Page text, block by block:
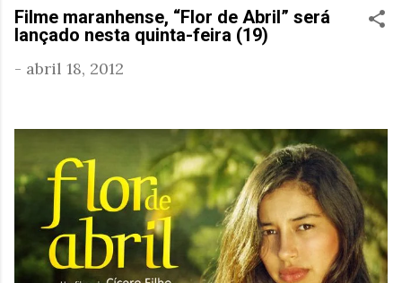
Filme maranhense, “Flor de Abril” será
lançado nesta quinta-feira (19)
- abril 18, 2012